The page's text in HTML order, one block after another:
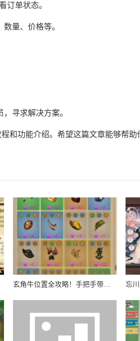
订单状态。
量、价格等。
寻求解决方案。
和功能介绍。希望这篇文章能够帮
玄角牛位置全攻略！手把手带你速刷山海奇珍宝图